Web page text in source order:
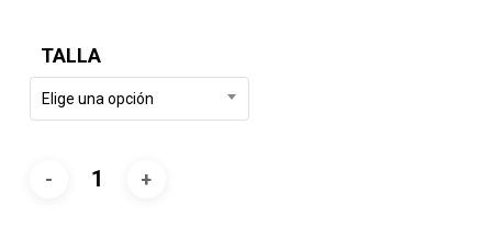
TALLA
Elige una opción